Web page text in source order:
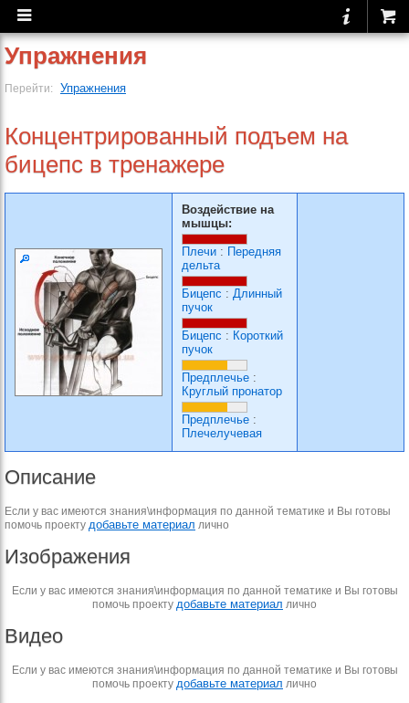
Упражнения
Перейти: Упражнения
Концентрированный подъем на
бицепс в тренажере
Воздействие на
мышцы:
Плечи : Передняя
дельта
Бицепс : Длинный
пучок
Бицепс : Короткий
пучок
Предплечье :
Круглый пронатор
Предплечье :
Плечелучевая
Описание
Если у вас имеются знания\информация по данной тематике и Вы готовы
помочь проекту добавьте материал лично
Изображения
Если у вас имеются знания\информация по данной тематике и Вы готовы
помочь проекту добавьте материал лично
Видео
Если у вас имеются знания\информация по данной тематике и Вы готовы
помочь проекту добавьте материал лично